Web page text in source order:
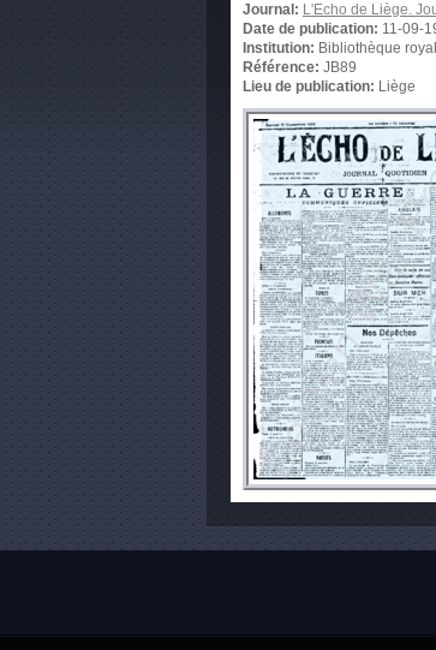
Journal: L'Echo de Liège.
Date de publication: 11-09-
Institution: Bibliothèque
Référence: JB89
Lieu de publication: Liège